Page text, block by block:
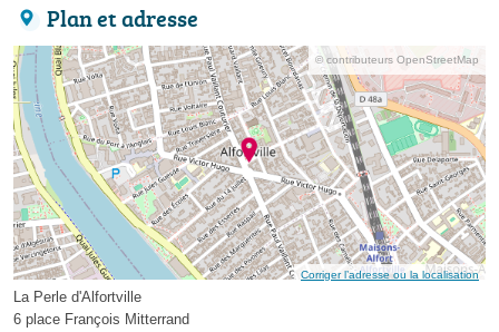
Plan et adresse
© contributeurs OpenStreetMap
Corriger l’adresse ou la localisation
La Perle d'Alfortville
6 place François Mitterrand